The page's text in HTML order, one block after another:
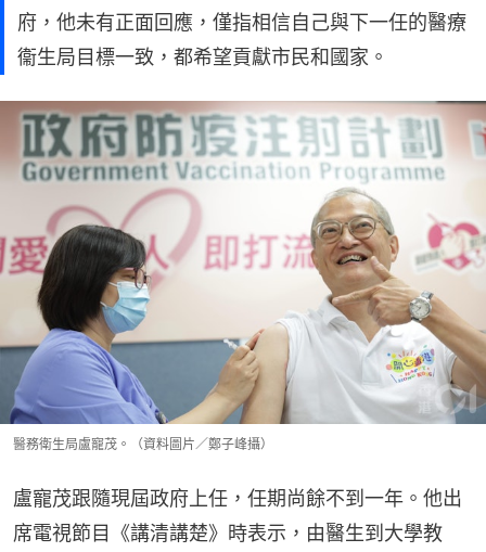
府，他未有正面回應，僅指相信自己與下一任的醫療
衞生局目標一致，都希望貢獻市民和國家。
醫務衛生局盧寵茂。（資料圖片／鄭子峰攝）
盧寵茂跟隨現屆政府上任，任期尚餘不到一年。他出
席電視節目《講清講楚》時表示，由醫生到大學教